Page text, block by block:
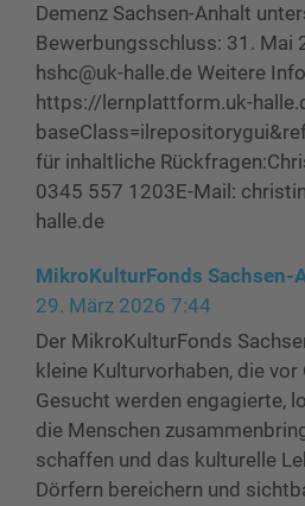
Demenz Sachsen-Anhalt
Bewerbungsschluss: 31. Mai
hshc@uk-halle.de Weitere
https://lernplattform.uk-
für inhaltliche
0345 557 1203E-Mail:
halle.de
MikroKulturFonds Sachsen-
29. März 2026 7:44
Der MikroKulturFonds
kleine Kulturvorhaben, die
Gesucht werden engagierte,
die Menschen
schaffen und das kulturelle
Dörfern bereichern und